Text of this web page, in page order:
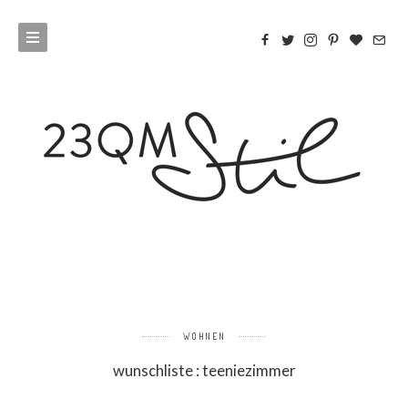
WOHNEN
wunschliste : teeniezimmer